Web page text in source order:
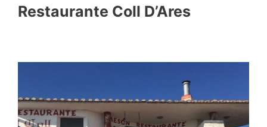
Restaurante Coll D’Ares